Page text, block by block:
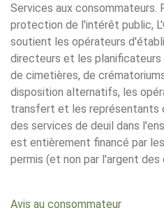
Services aux consommateurs.
protection de l'intérêt public,
soutient les opérateurs
directeurs et les planificateurs
de cimetières, de
disposition alternatifs, les
transfert et les représentants
des services de deuil dans
est entièrement financé par
permis (et non par l'argent des
Avis au consommateur